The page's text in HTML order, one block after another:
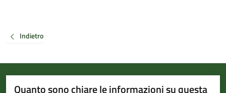
Indietro
Quanto sono chiare le informazioni su questa